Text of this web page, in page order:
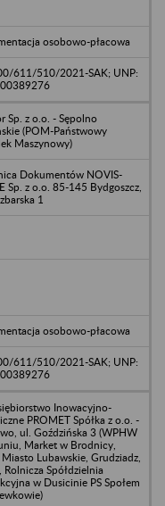
osobowo-płacowa
611/510/2021-SAK; UNP:
Sp. z o.o. - Sępolno
(POM-Państwowy
Maszynowy)
Dokumentów NOVIS-
Sp. z o.o. 85-145 Bydgoszcz,
1
osobowo-płacowa
611/510/2021-SAK; UNP:
Inowacyjno-
PROMET Spółka z o.o. -
ul. Goździńska 3 (WPHW
Market w Brodnicy,
Lubawskie, Grudziadz,
Rolnicza Spółdzielnia
w Dusicinie PS Społem